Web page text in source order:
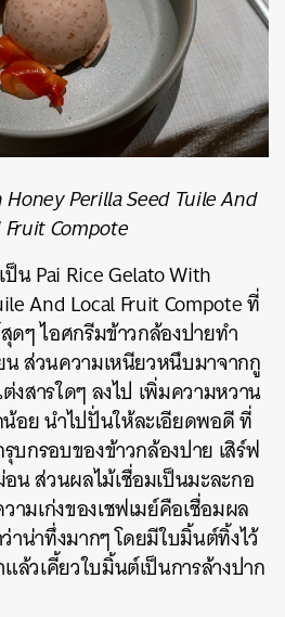
Perilla Seed Tuile And
Fruit Compote
ป็นPai Rice Gelato With
And Local Fruit Compoteที่
ดๆ ไอศกรีมข้าวกล้องปายทำ
น ส่วนความเหนียวหนึบมาจากกู
งสารใดๆ ลงไป เพิ่มความหวาน
อย นำไปปั่นให้ละเอียดพอดี ที่
บกรอบของข้าวกล้องปาย เสิร์ฟ
น ส่วนผลไม้เชื่อมเป็นมะละกอ
ามเก่งของเชฟเมย์คือเชื่อมผล
ว่าน่าทึ่งมากๆ โดยมีใบมิ้นต์ทิ้งไว้
ล้วเคี้ยวใบมิ้นต์เป็นการล้างปาก